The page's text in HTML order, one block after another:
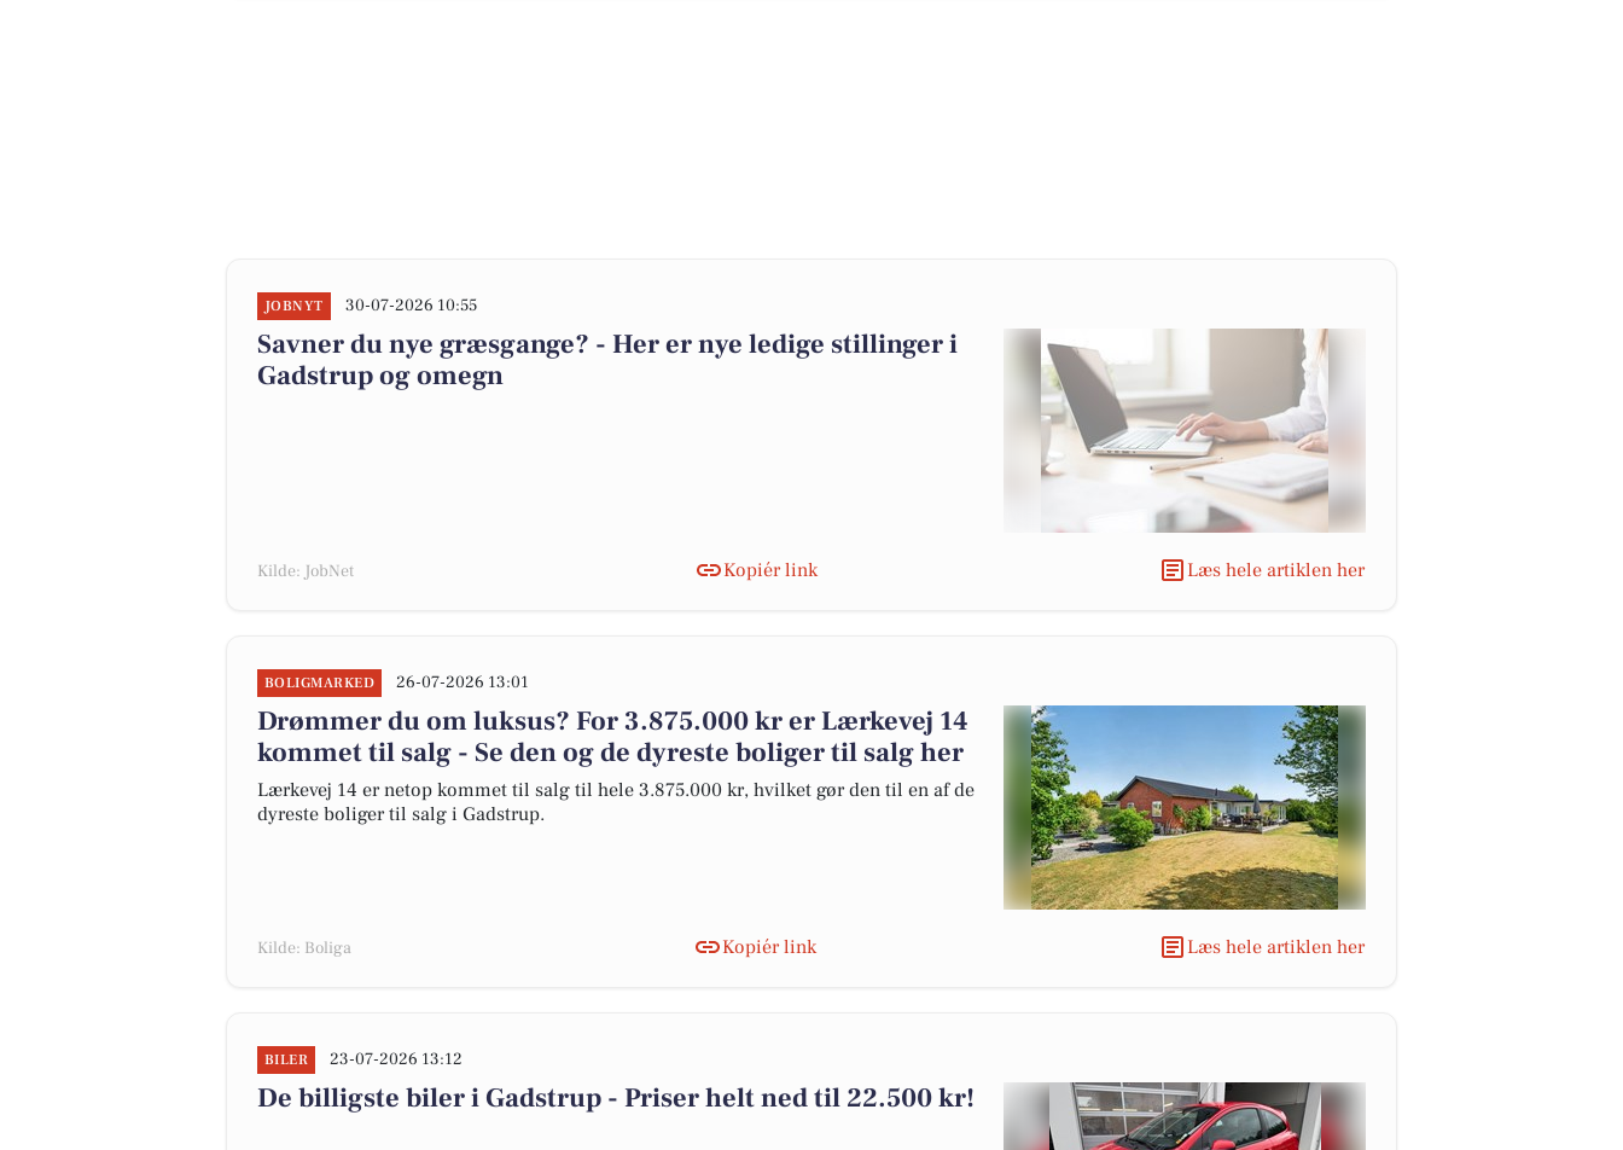
JOBNYT 30-07-2026 10:55
Savner du nye græsgange? - Her er nye ledige stillinger i
Gadstrup og omegn
Kilde: JobNet Kopiér link Læs hele artiklen her
BOLIGMARKED 26-07-2026 13:01
Drømmer du om luksus? For 3.875.000 kr er Lærkevej 14
kommet til salg - Se den og de dyreste boliger til salg her
Lærkevej 14 er netop kommet til salg til hele 3.875.000 kr, hvilket gør den til en af de
dyreste boliger til salg i Gadstrup.
Kilde: Boliga Kopiér link Læs hele artiklen her
BILER 23-07-2026 13:12
De billigste biler i Gadstrup - Priser helt ned til 22.500 kr!